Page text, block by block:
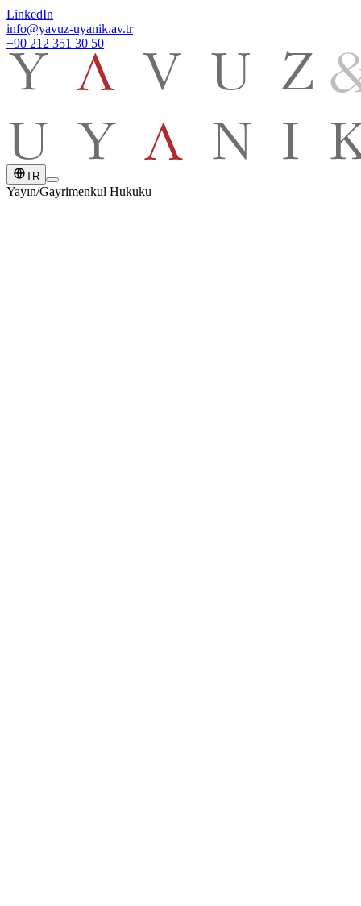
LinkedIn
info@yavuz-uyanik.av.tr
+90 212 351 30 50
TR
Yayın/Gayrimenkul Hukuku